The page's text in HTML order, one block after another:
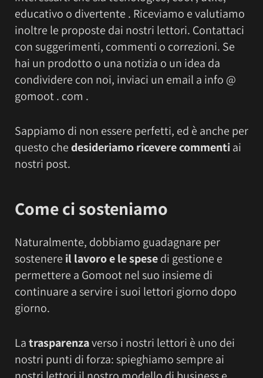
educativo o divertente . Riceviamo e valutiamo
inoltre le proposte dai nostri lettori. Contattaci
con suggerimenti, commenti o correzioni. Se
hai un prodotto o una notizia o un idea da
condividere con noi, inviaci un email a info @
gomoot . com .
Sappiamo di non essere perfetti, ed è anche per
questo chedesideriamo ricevere commentiai
nostri post.
Come ci sosteniamo
Naturalmente, dobbiamo guadagnare per
sostenere il lavoro e le spesedi gestione e
permettere a Gomoot nel suo insieme di
continuare a servire i suoi lettori giorno dopo
giorno.
Latrasparenzaverso i nostri lettori è uno dei
nostri punti di forza: spieghiamo sempre ai